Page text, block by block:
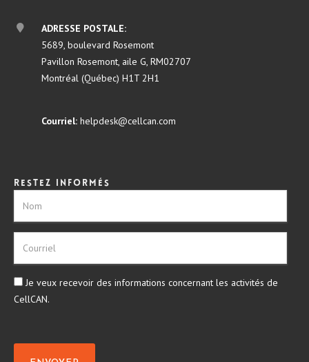
ADRESSE POSTALE:
5689, boulevard Rosemont
Pavillon Rosemont, aile G, RM02707
Montréal (Québec) H1T 2H1
Courriel: helpdesk@cellcan.com
Restez informés
Je veux recevoir des informations concernant les activités de
CellCAN.